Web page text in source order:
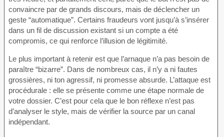
convaincre par de grands discours, mais de déclencher un
geste “automatique”. Certains fraudeurs vont jusqu’à s’insérer
dans un fil de discussion existant si un compte a été
compromis, ce qui renforce l’illusion de légitimité.
Le plus important à retenir est que l’arnaque n’a pas besoin de
paraître “bizarre”. Dans de nombreux cas, il n’y a ni fautes
grossières, ni ton agressif, ni promesse absurde. L’attaque est
procédurale : elle se présente comme une étape normale de
votre dossier. C’est pour cela que le bon réflexe n’est pas
d’analyser le style, mais de vérifier la source par un canal
indépendant.